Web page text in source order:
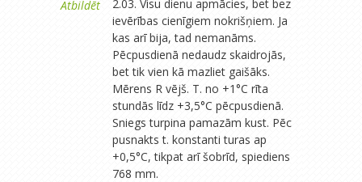
Atbildēt
2.03. Visu dienu apmācies, bet bez
ievērības cienīgiem nokrišņiem. Ja
kas arī bija, tad nemanāms.
Pēcpusdienā nedaudz skaidrojās,
bet tik vien kā mazliet gaišāks.
Mērens R vējš. T. no +1°C rīta
stundās līdz +3,5°C pēcpusdienā.
Sniegs turpina pamazām kust. Pēc
pusnakts t. konstanti turas ap
+0,5°C, tikpat arī šobrīd, spiediens
768 mm.